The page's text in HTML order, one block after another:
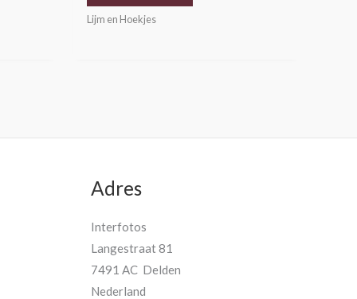
Lijm en Hoekjes
Adres
Interfotos
Langestraat 81
7491 AC Delden
Nederland